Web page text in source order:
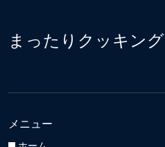
まったりクッキング
メニュー